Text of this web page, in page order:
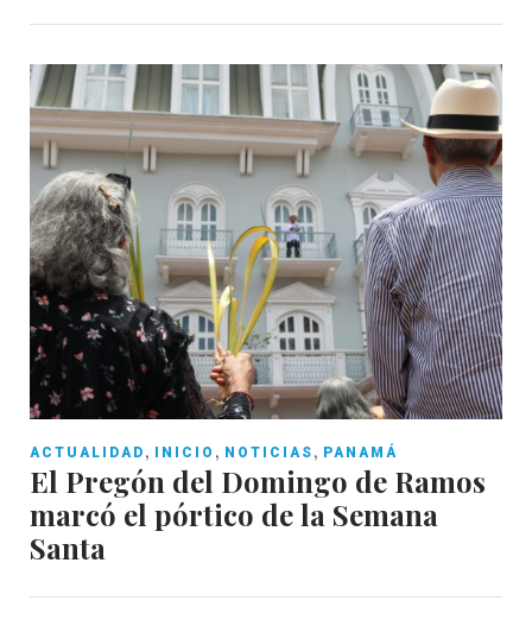
ACTUALIDAD , INICIO , NOTICIAS , PANAMÁ
El Pregón del Domingo de Ramos
marcó el pórtico de la Semana
Santa